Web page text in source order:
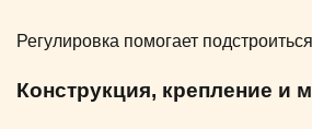
Регулировка помогает
Конструкция, крепление и